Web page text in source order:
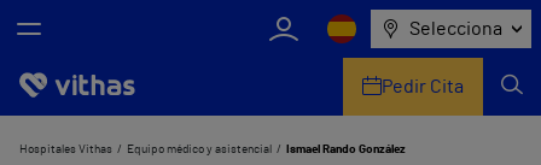
Selecciona
Nosotros
Pedir Cita
Hospitales Vithas Equipo médico y asistencial Ismael Rando González